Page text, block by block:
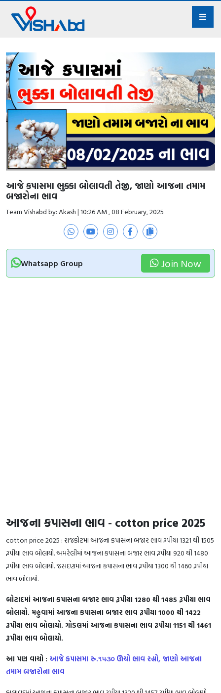
આજે કપાસમા ભુક્કા બોલાવતી તેજી, જાણો આજના તમામ
બજારોના ભાવ
Team Vishabd by: Akash | 10:26 AM , 08 February, 2025
Whatsapp Group Join Now
­­­આજના કપાસના ભાવ - cotton price 2025
cotton price 2025 : રાજકોટમાં આજના કપાસના બજાર ભાવ રૂપીયા 1321 થી 1505
રૂપીયા ભાવ બોલાયો. અમરેલીમાં આજના કપાસના બજાર ભાવ રૂપીયા 920 થી 1480
રૂપીયા ભાવ બોલાયો. જસદણમાં આજના કપાસના ભાવ રૂપીયા 1300 થી 1460 રૂપીયા
ભાવ બોલાયો.
બોટાદમાં આજના કપાસના બજાર ભાવ રૂપીયા 1280 થી 1485 રૂપીયા ભાવ
બોલાયો. મહુવામાં આજના કપાસના બજાર ભાવ રૂપીયા 1000 થી 1422
રૂપીયા ભાવ બોલાયો. ગોડલમાં આજના કપાસના ભાવ રૂપીયા 1151 થી 1461
રૂપીયા ભાવ બોલાયો.
આ પણ વાચો : આજે કપાસમા રુ.૧૫૩૦ ઊચો ભાવ રહ્યો, જાણો આજના
તમામ બજારોના ભાવ